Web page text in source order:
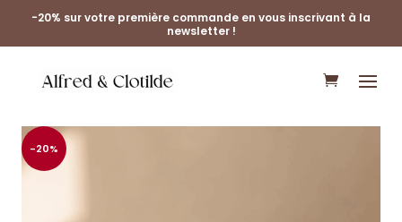
-20% sur votre première commande en vous inscrivant à la
newsletter !
-20%